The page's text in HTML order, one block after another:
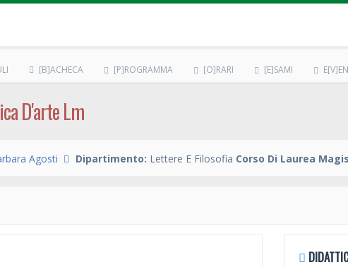
[B]ACHECA [P]ROGRAMMA [O]RARI [E]SAMI
D'arte Lm
Agosti Dipartimento: Lettere E Filosofia Corso Di Laurea